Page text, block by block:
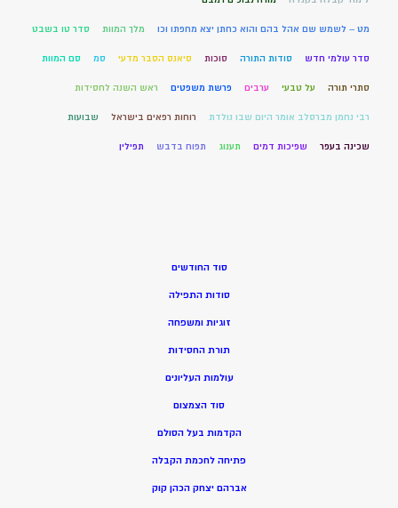
מט – לשמש שם אהל בהם והוא כחתן יצא מחפתו וכו מלך המוות סדר טו בשבט
סדר עולמי חדש סודות התורה סוכות סיאנס הסבר מדעי סמ סם המוות
סתרי תורה על טבעי ערבים פרשת משפטים ראש השנה לחסידות
רבי נחמן מברסלב אומר היום שבו נולדת רוחות רפאים בישראל שבועות
שכינה בעפר שפיכות דמים תענוג תפוח בדבש תפילין
סוד החודשים
סודות התפילה
זוגיות ומשפחה
תורת החסידות
עולמות העליונים
סוד הצמצום
הקדמות בעל הסולם
פתיחה לחכמת הקבלה
אברהם יצחק הכהן קוק